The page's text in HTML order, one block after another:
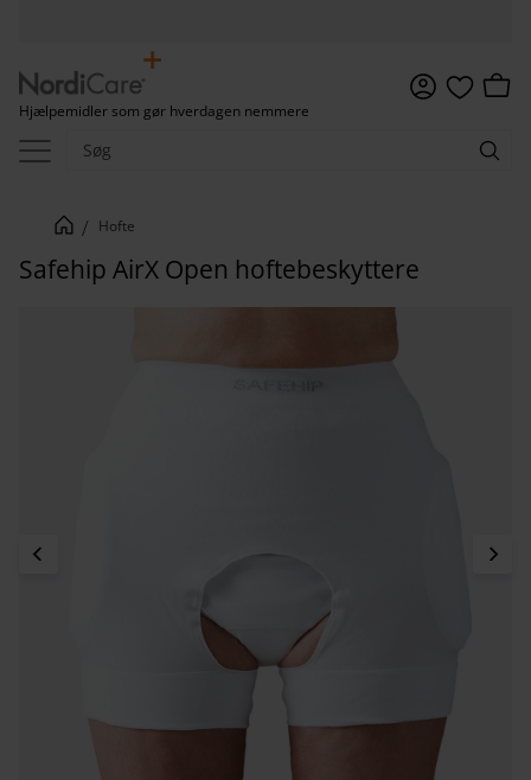
Hjælpemidler som gør hverdagen nemmere
Favoritter
Hofte
Safehip AirX Open hoftebeskyttere